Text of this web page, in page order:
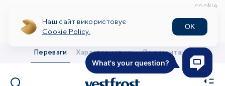
Переваги Характеристики Документація
cookie
Handcrafted by
Наш сайт використовує
Cookie Policy.
OK